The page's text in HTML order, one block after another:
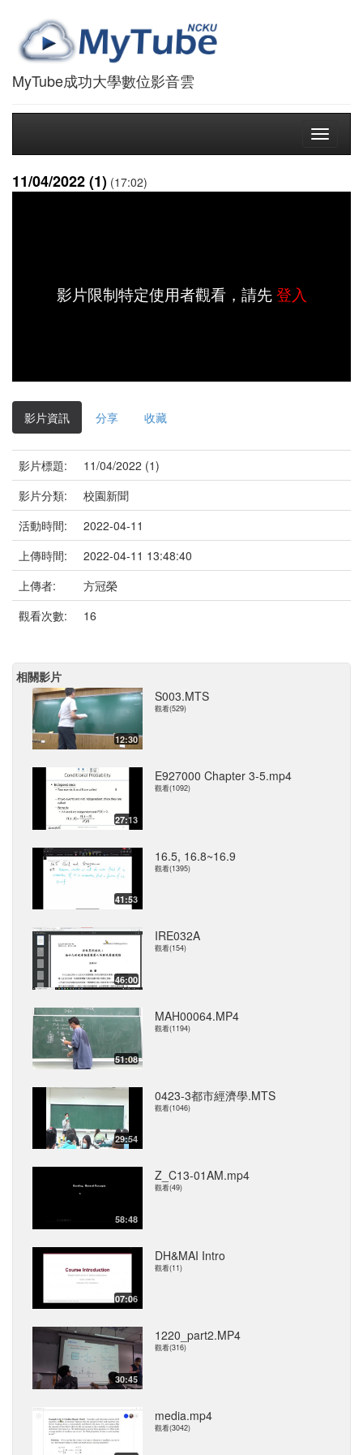
MyTube成功大學數位影音雲
Toggle
11/04/2022 (1) (17:02)
影片限制特定使用者觀看，請先登入
影片資訊 分享 收藏
影片標題:
11/04/2022 (1)
影片分類:
校園新聞
活動時間:
2022-04-11
上傳時間:
2022-04-11 13:48:40
上傳者:
方冠榮
觀看次數:
16
相關影片
12:30
S003.MTS
觀看(529)
27:13
E927000 Chapter 3-5.mp4
觀看(1092)
41:53
16.5, 16.8~16.9
觀看(1395)
46:00
IRE032A
觀看(154)
51:08
MAH00064.MP4
觀看(1194)
29:54
0423-3都市經濟學.MTS
觀看(1046)
58:48
Z_C13-01AM.mp4
觀看(49)
07:06
DH&MAI Intro
觀看(11)
30:45
1220_part2.MP4
觀看(316)
media.mp4
觀看(3042)